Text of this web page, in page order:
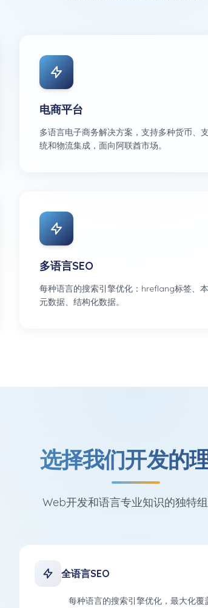
电商平台
多语言电子商务解决方案，支持多种货币、
统和物流集成，面向阿联酋市场。
多语言SEO
每种语言的搜索引擎优化：hreflang标签、
元数据、结构化数据。
选择我们开发的
Web开发和语言专业知识的独特组
全语言SEO
每种语言的搜索引擎优化，最大化覆